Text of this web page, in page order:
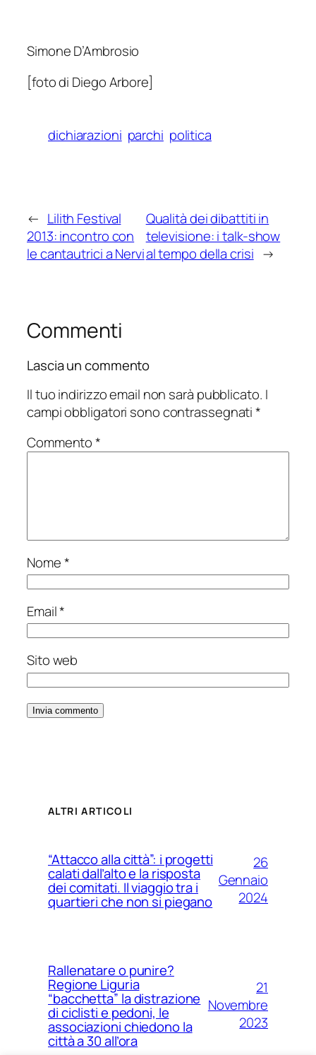
Simone D’Ambrosio
[foto di Diego Arbore]
dichiarazioni parchi politica
← Lilith Festival
2013: incontro con
le cantautrici a Nervi
Qualità dei dibattiti in
televisione: i talk-show
al tempo della crisi →
Commenti
Lascia un commento
Il tuo indirizzo email non sarà pubblicato. I
campi obbligatori sono contrassegnati*
Commento*
Nome*
Email*
Sito web
ALTRI ARTICOLI
“Attacco alla città”: i progetti
calati dall’alto e la risposta
dei comitati. Il viaggio tra i
quartieri che non si piegano
26
Gennaio
2024
Rallenatare o punire?
Regione Liguria
“bacchetta” la distrazione
di ciclisti e pedoni, le
associazioni chiedono la
città a 30 all’ora
21
Novembre
2023